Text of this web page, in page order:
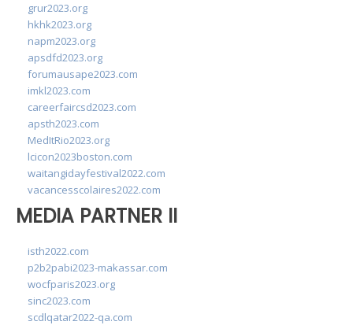
grur2023.org
hkhk2023.org
napm2023.org
apsdfd2023.org
forumausape2023.com
imkl2023.com
careerfaircsd2023.com
apsth2023.com
MedItRio2023.org
lcicon2023boston.com
waitangidayfestival2022.com
vacancesscolaires2022.com
MEDIA PARTNER II
isth2022.com
p2b2pabi2023-makassar.com
wocfparis2023.org
sinc2023.com
scdlqatar2022-qa.com